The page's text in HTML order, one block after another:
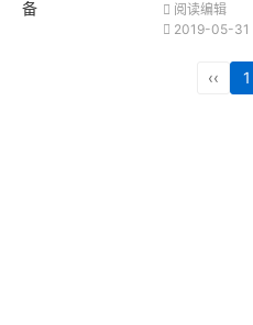
阅读编辑
2019-05-31
‹‹ 1